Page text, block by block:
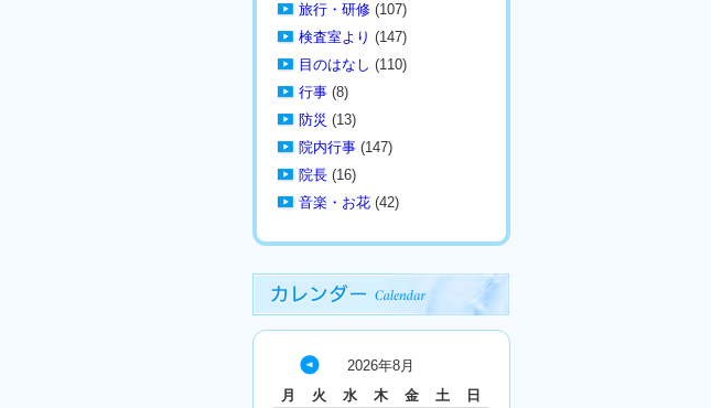
旅行・研修 (107)
検査室より (147)
目のはなし (110)
行事 (8)
防災 (13)
院内行事 (147)
院長 (16)
音楽・お花 (42)
2026年8月
月
火 水 木 金 土 日
« 7